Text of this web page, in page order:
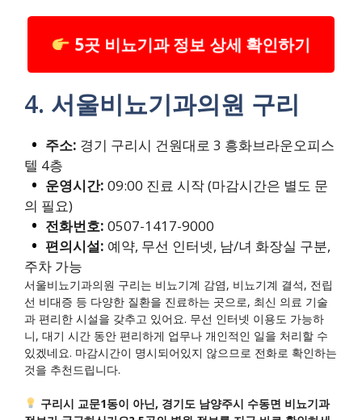
5곳 비뇨기과 정보 상세 확인하기
4. 서울비뇨기과의원 구리
주소: 경기 구리시 건원대로 3 흥화브라운오피스
텔 4층
운영시간: 09:00 진료 시작 (마감시간은 별도 문
의 필요)
전화번호: 0507-1417-9000
편의시설: 예약, 무선 인터넷, 남/녀 화장실 구분,
주차 가능
서울비뇨기과의원 구리는 비뇨기계 감염, 비뇨기계 결석, 전립
선 비대증 등 다양한 질환을 진료하는 곳으로, 최신 의료 기술
과 편리한 시설을 갖추고 있어요. 무선 인터넷 이용도 가능하
니, 대기 시간 동안 편리하게 업무나 개인적인 일을 처리할 수
있겠네요. 마감시간이 명시되어있지 않으므로 전화로 확인하는
것을 추천드립니다.
구리시 교문1동이 아닌, 경기도 남양주시 수동면 비뇨기과